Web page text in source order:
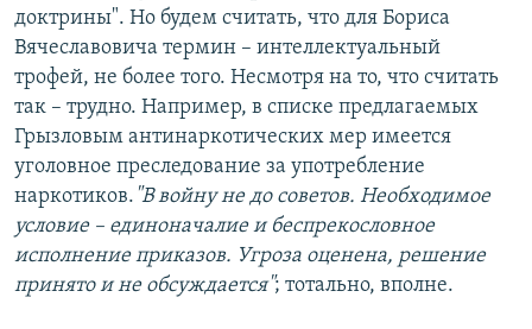
доктрины". Но будем считать, что для Бориса
Вячеславовича термин – интеллектуальный
трофей, не более того. Несмотря на то, что считать
так – трудно. Например, в списке предлагаемых
Грызловым антинаркотических мер имеется
уголовное преследование за употребление
наркотиков. "В войну не до советов. Необходимое
условие – единоначалие и беспрекословное
исполнение приказов. Угроза оценена, решение
принято и не обсуждается"; тотально, вполне.